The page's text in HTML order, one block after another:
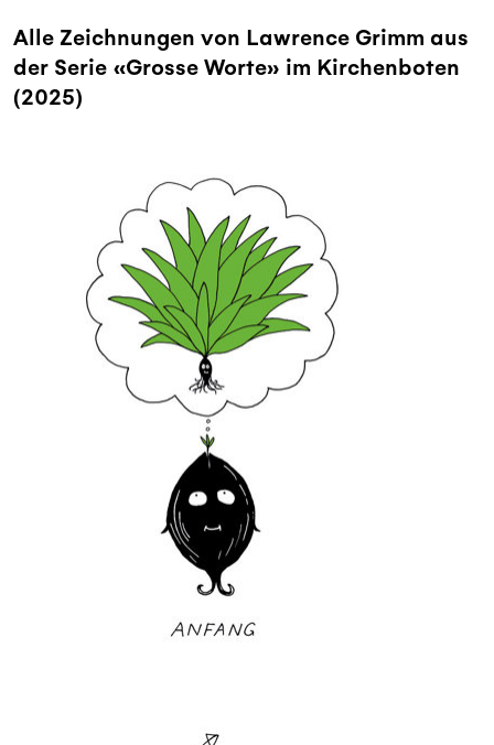
Alle Zeichnungen von Lawrence Grimm aus
der Serie «Grosse Worte» im Kirchenboten
(2025)